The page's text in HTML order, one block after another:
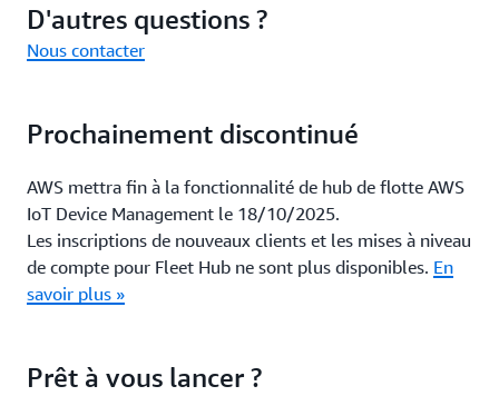
D'autres questions ?
Nous contacter
Prochainement discontinué
AWS mettra fin à la fonctionnalité de hub de flotte AWS
IoT Device Management le 18/10/2025.
Les inscriptions de nouveaux clients et les mises à niveau
de compte pour Fleet Hub ne sont plus disponibles. En
savoir plus »
Prêt à vous lancer ?